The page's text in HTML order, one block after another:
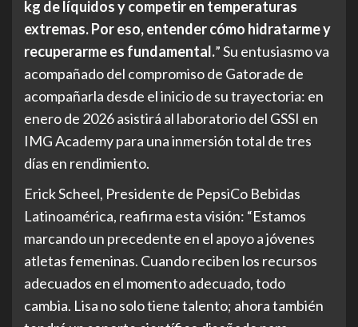
kg de líquidos y competir en temperaturas
extremas. Por eso, entender cómo hidratarme y
recuperarme es fundamental.” Su entusiasmo va
acompañado del compromiso de Gatorade de
acompañarla desde el inicio de su trayectoria: en
enero de 2026 asistirá al laboratorio del GSSI en
IMG Academy para una inmersión total de tres
días en rendimiento.
Erick Scheel, Presidente de PepsiCo Bebidas
Latinoamérica, reafirma esta visión: “Estamos
marcando un precedente en el apoyo a jóvenes
atletas femeninas. Cuando reciben los recursos
adecuados en el momento adecuado, todo
cambia. Lisa no solo tiene talento; ahora también